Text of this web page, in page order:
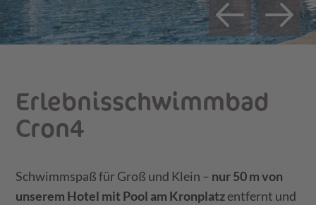
Erlebnis­schwimmbad
Cron4
Schwimmspaß für Groß und Klein – nur 50 m von
unserem Hotel mit Pool am Kronplatzentfernt und